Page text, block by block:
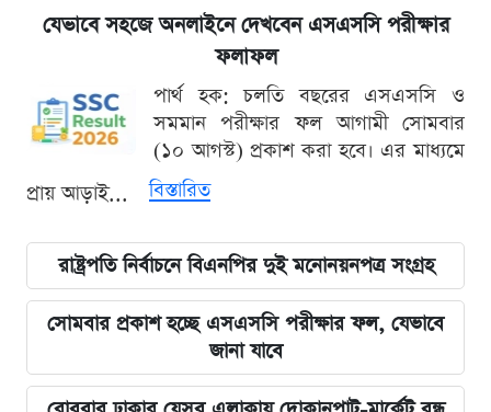
যেভাবে সহজে অনলাইনে দেখবেন এসএসসি পরীক্ষার
ফলাফল
পার্থ হক: চলতি বছরের এসএসসি ও
সমমান পরীক্ষার ফল আগামী সোমবার
(১০ আগস্ট) প্রকাশ করা হবে। এর মাধ্যমে
প্রায় আড়াই...
বিস্তারিত
রাষ্ট্রপতি নির্বাচনে বিএনপির দুই মনোনয়নপত্র সংগ্রহ
সোমবার প্রকাশ হচ্ছে এসএসসি পরীক্ষার ফল, যেভাবে
জানা যাবে